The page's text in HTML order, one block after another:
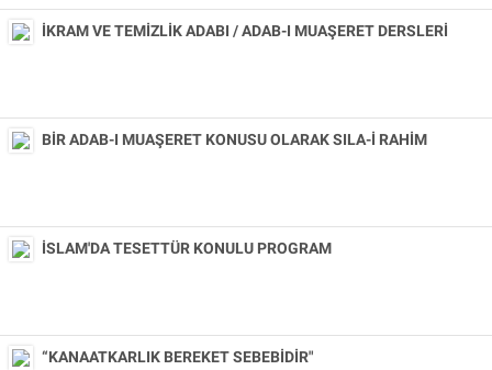
İKRAM VE TEMİZLİK ADABI / ADAB-I MUAŞERET DERSLERİ
BİR ADAB-I MUAŞERET KONUSU OLARAK SILA-İ RAHİM
İSLAM'DA TESETTÜR KONULU PROGRAM
“KANAATKARLIK BEREKET SEBEBİDİR"